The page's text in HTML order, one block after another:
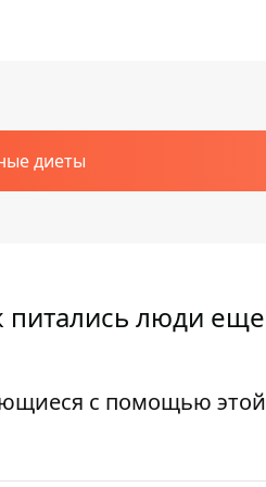
диеты
питались люди еще
с помощью этой